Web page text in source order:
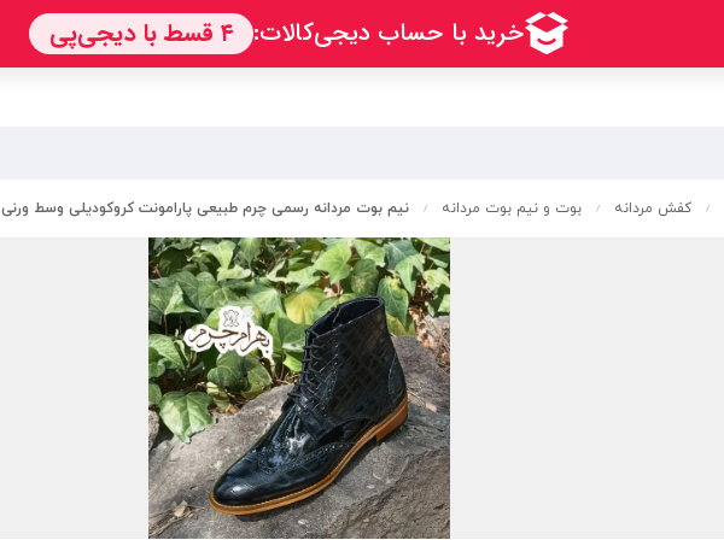
/ کفش مردانه / بوت و نیم بوت مردانه / نیم بوت مردانه رسمی چرم طبیعی پارامونت کروکودیلی وسط ورنی